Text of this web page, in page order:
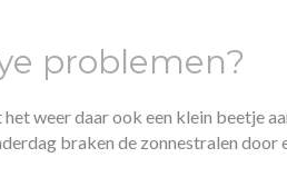
problemen?
weer daar ook een klein beetje
braken de zonnestralen door